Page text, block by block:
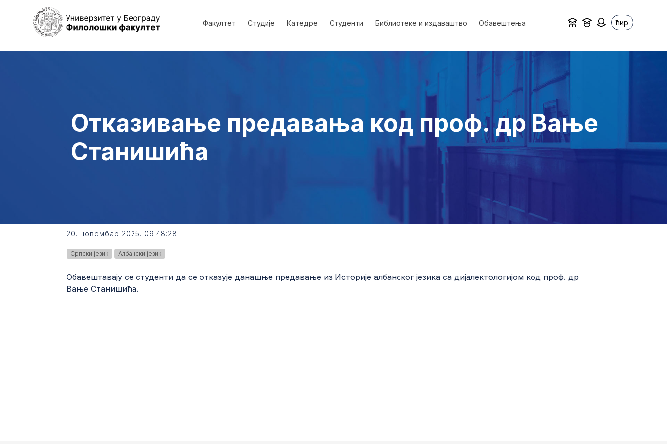
Факултет Студије Катедре Студенти Библиотеке и издаваштво Обавештења ћир
Отказивање предавања код проф. др Вање
Станишића
20. новембар 2025. 09:48:28
Српски језик Албански језик
Обавештавају се студенти да се отказује данашње предавање из Историје албанског језика са дијалектологијом код проф. др
Вање Станишића.